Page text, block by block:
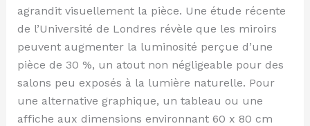
agrandit visuellement la pièce. Une étude récente
de l’Université de Londres révèle que les miroirs
peuvent augmenter la luminosité perçue d’une
pièce de 30 %, un atout non négligeable pour des
salons peu exposés à la lumière naturelle. Pour
une alternative graphique, un tableau ou une
affiche aux dimensions environnant 60 x 80 cm